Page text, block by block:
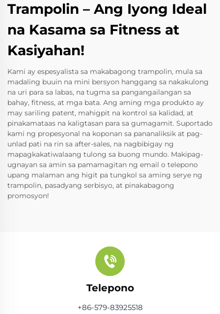
Trampolin – Ang Iyong Ideal
na Kasama sa Fitness at
Kasiyahan!
Kami ay espesyalista sa makabagong trampolin, mula sa
madaling buuin na mini bersyon hanggang sa nakakulong
na uri para sa labas, na tugma sa pangangailangan sa
bahay, fitness, at mga bata. Ang aming mga produkto ay
may sariling patent, mahigpit na kontrol sa kalidad, at
pinakamataas na kaligtasan para sa gumagamit. Suportado
kami ng propesyonal na koponan sa pananaliksik at pag-
unlad pati na rin sa after-sales, na nagbibigay ng
mapagkakatiwalaang tulong sa buong mundo. Makipag-
ugnayan sa amin sa pamamagitan ng email o telepono
upang malaman ang higit pa tungkol sa aming serye ng
trampolin, pasadyang serbisyo, at pinakabagong
promosyon!
Telepono
+86-579-83925518